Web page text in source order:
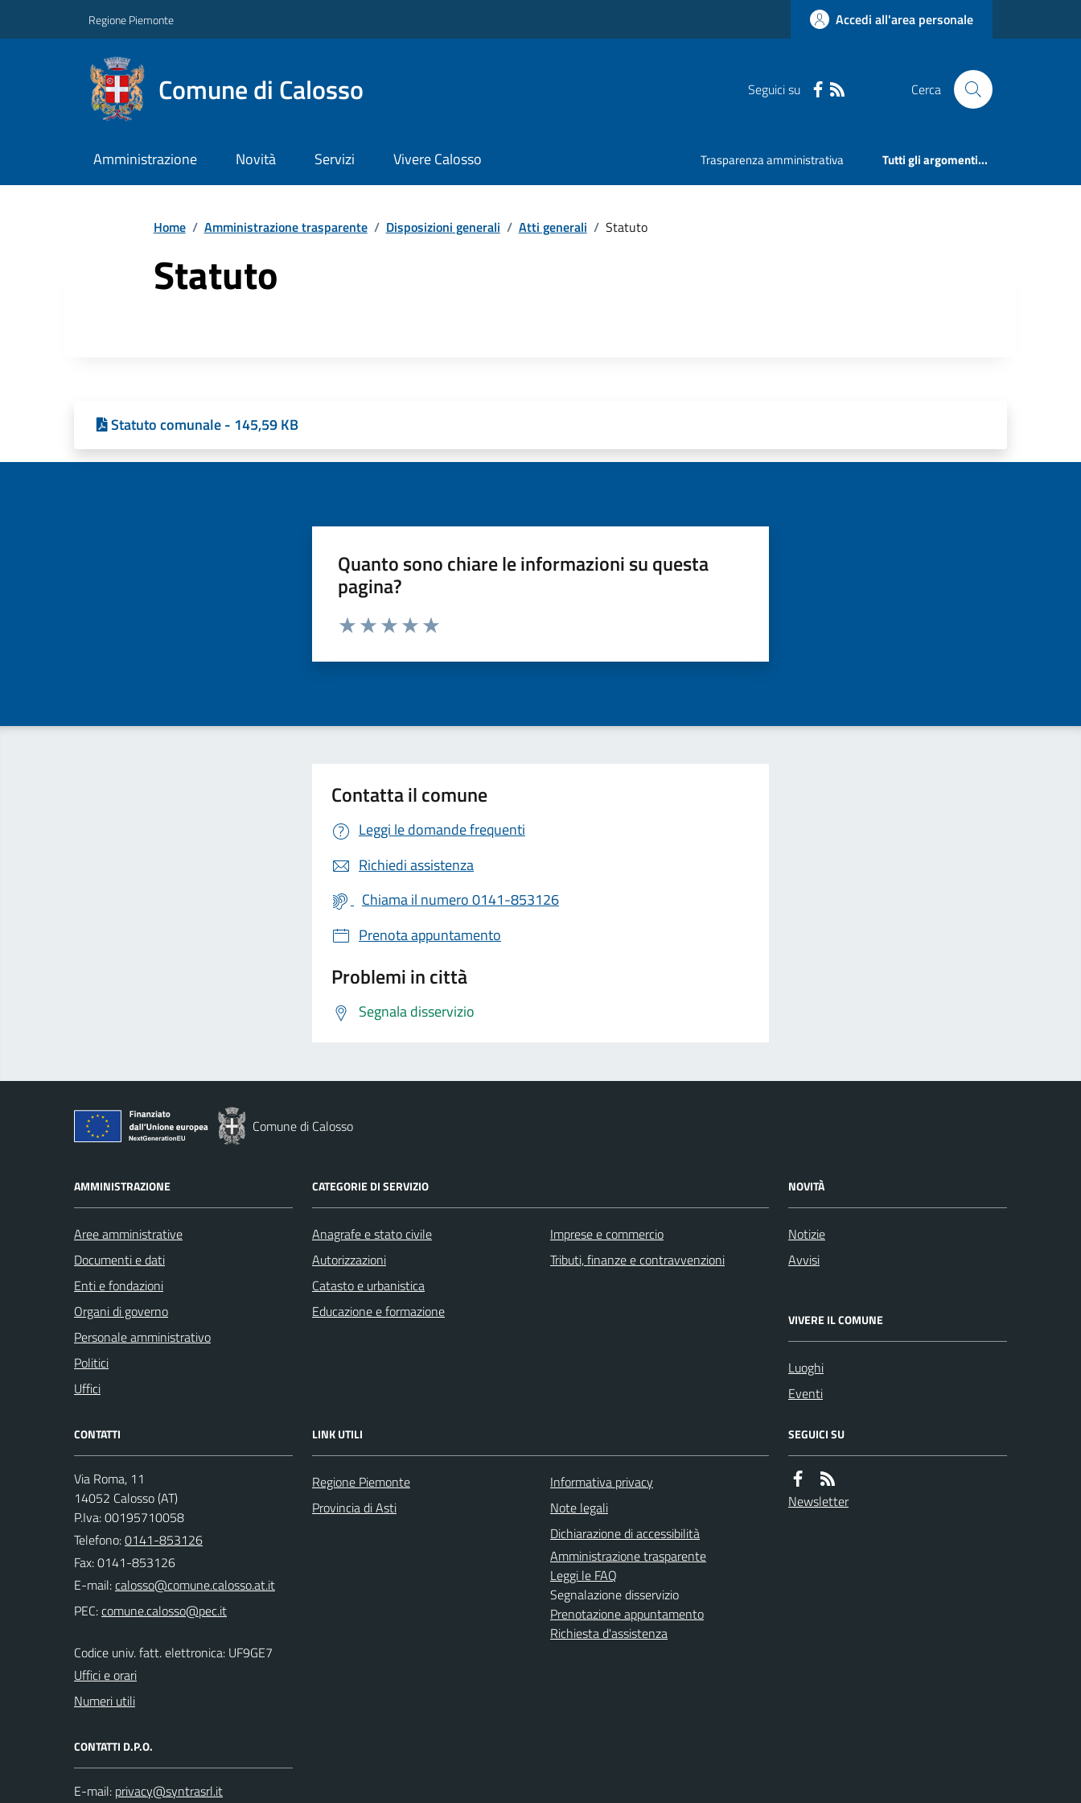
Regione Piemonte Accedi all'area personale
Comune di Calosso Seguici su Cerca
Amministrazione Novità Servizi Vivere Calosso Trasparenza amministrativa Tutti gli argomenti...
Home / Amministrazione trasparente / Disposizioni generali / Atti generali / Statuto
Statuto
Statuto comunale - 145,59 KB
Quanto sono chiare le informazioni su questa
pagina?
Valuta da 1 a 5 stelle la pagina
Contatta il comune
Leggi le domande frequenti
Richiedi assistenza
Chiama il numero 0141-853126
Prenota appuntamento
Problemi in città
Segnala disservizio
Comune di Calosso
AMMINISTRAZIONE
Aree amministrative
Documenti e dati
Enti e fondazioni
Organi di governo
Personale amministrativo
Politici
Uffici
CATEGORIE DI SERVIZIO
Anagrafe e stato civile
Autorizzazioni
Catasto e urbanistica
Educazione e formazione
Imprese e commercio
Tributi, finanze e contravvenzioni
NOVITÀ
Notizie
Avvisi
VIVERE IL COMUNE
Luoghi
Eventi
CONTATTI
Via Roma, 11
14052 Calosso (AT)
P.Iva: 00195710058
Telefono:0141-853126
Fax: 0141-853126
E-mail:
PEC:
Codice univ. fatt. elettronica: UF9GE7
Uffici e orari
Numeri utili
CONTATTI D.P.O.
E-mail:
LINK UTILI
Regione Piemonte
Provincia di Asti
Informativa privacy
Note legali
Dichiarazione di accessibilità
Amministrazione trasparente
Leggi le FAQ
Segnalazione disservizio
Prenotazione appuntamento
Richiesta d'assistenza
SEGUICI SU
Newsletter